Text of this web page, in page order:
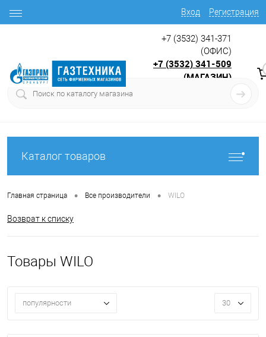
Вход Регистрация
+7 (3532) 341-371
(ОФИС)
+7 (3532) 341-509
(МАГАЗИН)
Каталог товаров
Главная страница • Все производители • WILO
Возврат к списку
Товары WILO
популярности 30